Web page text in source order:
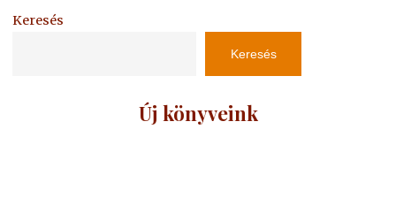
Keresés
Keresés
Új könyveink